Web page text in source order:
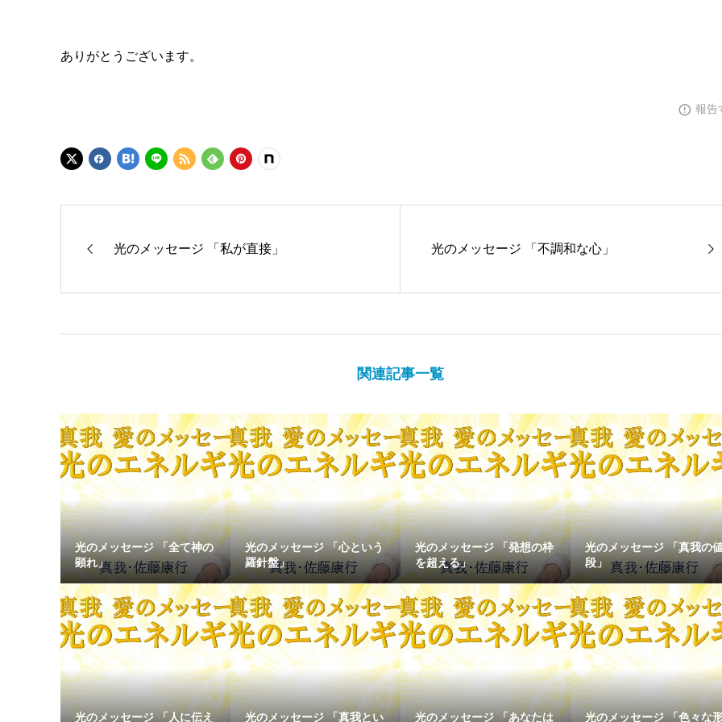
ありがとうございます。
報告
光のメッセージ 「私が直接」 光のメッセージ 「不調和な心」
関連記事一覧
光のメッセージ 「全て神の
顕れ」
光のメッセージ 「心という
羅針盤」
光のメッセージ 「発想の枠
を超える」
光のメッセージ 「真我の
段」
光のメッセージ 「人に伝え 光のメッセージ 「真我とい 光のメッセージ 「あなたは 光のメッセージ 「色々な